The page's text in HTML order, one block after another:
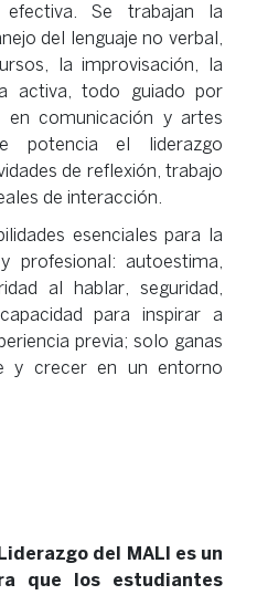
Se trabajan la
del lenguaje no verbal,
la improvisación, la
activa, todo guiado por
en comunicación y artes
potencia el liderazgo
de reflexión, trabajo
de interacción.
esenciales para la
profesional: autoestima,
al hablar, seguridad,
para inspirar a
previa; solo ganas
y crecer en un entorno
del MALI es un
que los estudiantes